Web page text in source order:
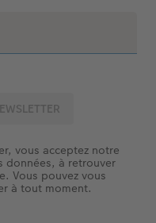
vous acceptez notre
données, à retrouver
Vous pouvez vous
à tout moment.